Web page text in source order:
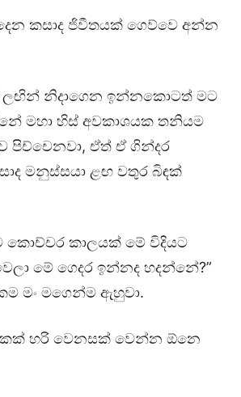
කසාද ජිවීතයක් ගෙව්වෙ අන්න
ලඟින් නිදාගෙන ඉන්නකොටත් මට
මහා හිස් අවකාශයක තනියම
පිච්චෙනවා, ඒත් ඒ ගින්දර
මනුස්සයා ළඟ වතුර බිඳක්
කාලයක් මේ විදියට
මේ ගෙදර ඉන්නද හදන්නේ?”
මං මගෙන්ම ඇහුවා.
හරි වෙනසක් වෙන්න ඕනෙ